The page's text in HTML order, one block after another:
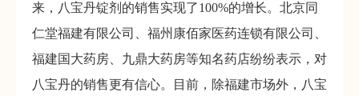
来，八宝丹锭剂的销售实现了100%的增长。北京同
仁堂福建有限公司、福州康佰家医药连锁有限公司、
福建国大药房、九鼎大药房等知名药店纷纷表示，对
八宝丹的销售更有信心。目前，除福建市场外，八宝